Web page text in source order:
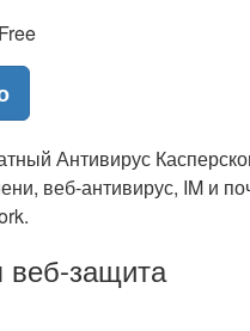
Антивирус
веб-антивирус, IM и
веб-защита